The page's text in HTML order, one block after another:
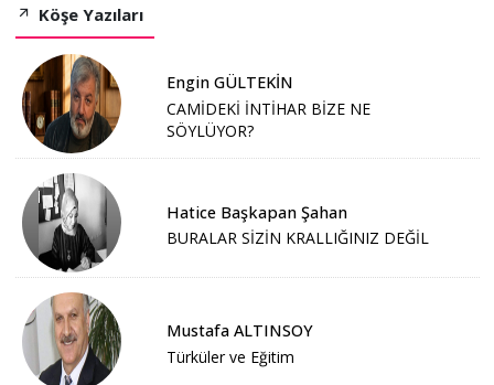
Köşe Yazıları
Engin GÜLTEKİN
CAMİDEKİ İNTİHAR BİZE NE
SÖYLÜYOR?
Hatice Başkapan Şahan
BURALAR SİZİN KRALLIĞINIZ DEĞİL
Mustafa ALTINSOY
Türküler ve Eğitim